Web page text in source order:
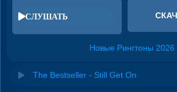
СЛУШАТЬ
Новые Рингтоны 2026
The Bestseller - Still Get On